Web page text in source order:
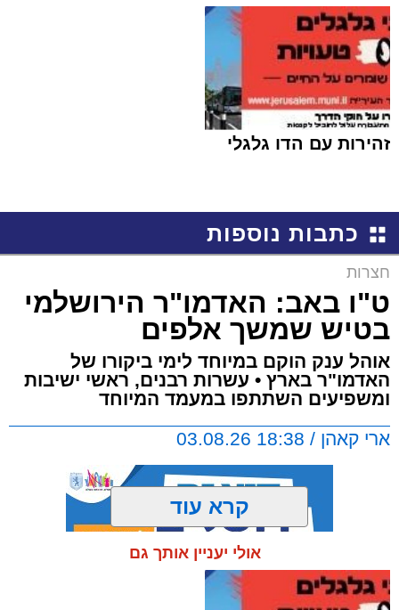
זהירות עם הדו גלגלי
כתבות נוספות
חצרות
ט"ו באב: האדמו"ר הירושלמי
בטיש שמשך אלפים
אוהל ענק הוקם במיוחד לימי ביקורו של
האדמו"ר בארץ • עשרות רבנים, ראשי ישיבות
ומשפיעים השתתפו במעמד המיוחד
ארי קאהן / 18:38 03.08.26
תגים:ירושלים, ט"ו באב,
חדשות ירושלים
ירושלים החרדית
קרא עוד
אולי יעניין אותך גם